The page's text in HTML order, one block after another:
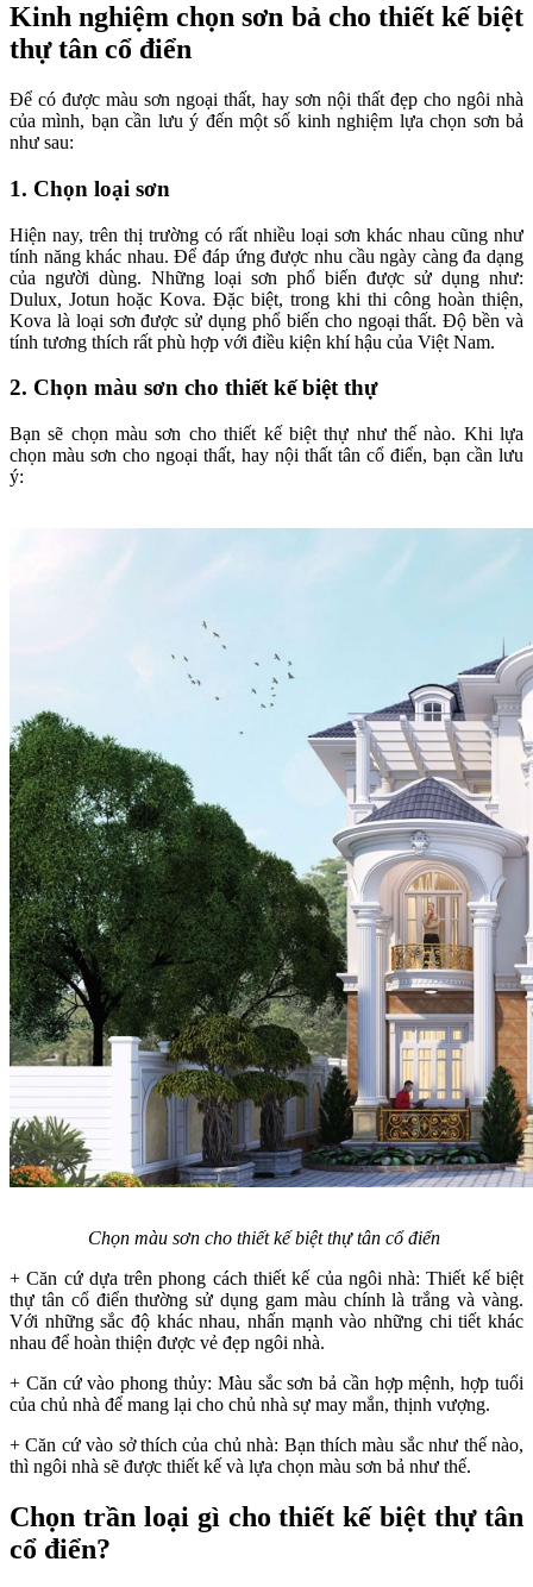
Kinh nghiệm chọn sơn bả cho thiết kế biệt
thự tân cổ điển
Để có được màu sơn ngoại thất, hay sơn nội thất đẹp cho ngôi nhà
của mình, bạn cần lưu ý đến một số kinh nghiệm lựa chọn sơn bả
như sau:
1. Chọn loại sơn
Hiện nay, trên thị trường có rất nhiều loại sơn khác nhau cũng như
tính năng khác nhau. Để đáp ứng được nhu cầu ngày càng đa dạng
của người dùng. Những loại sơn phổ biến được sử dụng như:
Dulux, Jotun hoặc Kova. Đặc biệt, trong khi thi công hoàn thiện,
Kova là loại sơn được sử dụng phổ biến cho ngoại thất. Độ bền và
tính tương thích rất phù hợp với điều kiện khí hậu của Việt Nam.
2. Chọn màu sơn cho thiết kế biệt thự
Bạn sẽ chọn màu sơn cho thiết kế biệt thự như thế nào. Khi lựa
chọn màu sơn cho ngoại thất, hay nội thất tân cổ điển, bạn cần lưu
ý:
Chọn màu sơn cho thiết kế biệt thự tân cổ điển
+ Căn cứ dựa trên phong cách thiết kế của ngôi nhà: Thiết kế biệt
thự tân cổ điển thường sử dụng gam màu chính là trắng và vàng.
Với những sắc độ khác nhau, nhấn mạnh vào những chi tiết khác
nhau để hoàn thiện được vẻ đẹp ngôi nhà.
+ Căn cứ vào phong thủy: Màu sắc sơn bả cần hợp mệnh, hợp tuổi
của chủ nhà để mang lại cho chủ nhà sự may mắn, thịnh vượng.
+ Căn cứ vào sở thích của chủ nhà: Bạn thích màu sắc như thế nào,
thì ngôi nhà sẽ được thiết kế và lựa chọn màu sơn bả như thế.
Chọn trần loại gì cho thiết kế biệt thự tân
cổ điển?